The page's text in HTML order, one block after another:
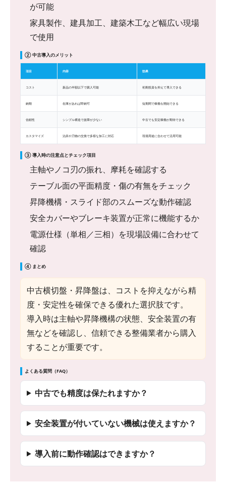
が可能
家具製作、建具加工、建築木工など幅広い現場
で使用
② 中古導入のメリット
項目 内容 効果
コスト 新品の半額以下で購入可能 初期投資を抑えて導入できる
納期 在庫があれば即納可 短期間で稼働を開始できる
信頼性 シンプル構造で故障が少ない 中古でも安定稼働が期待できる
カスタマイズ 治具や刃物の交換で多様な加工に対応 現場用途に合わせて活用可能
③ 導入時の注意点とチェック項目
主軸やノコ刃の振れ、摩耗を確認する
テーブル面の平面精度・傷の有無をチェック
昇降機構・スライド部のスムーズな動作確認
安全カバーやブレーキ装置が正常に機能するか
電源仕様（単相／三相）を現場設備に合わせて
確認
④ まとめ
中古横切盤・昇降盤は、コストを抑えながら精
度・安定性を確保できる優れた選択肢です。
導入時は主軸や昇降機構の状態、安全装置の有
無などを確認し、信頼できる整備業者から購入
することが重要です。
よくある質問（FAQ）
中古でも精度は保たれますか？
安全装置が付いていない機械は使えますか？
導入前に動作確認はできますか？